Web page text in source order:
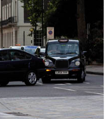
Premiumroute
Parking
Vehicular Cycling